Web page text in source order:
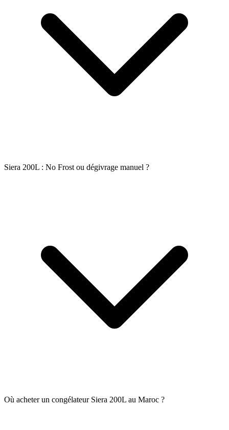
Siera 200L : No Frost ou dégivrage manuel ?
Où acheter un congélateur Siera 200L au Maroc ?